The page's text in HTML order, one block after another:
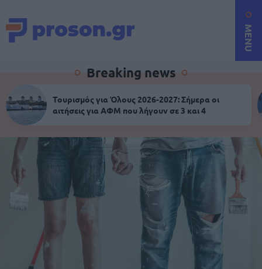
MENU
Breaking news
Τουρισμός για Όλους 2026-2027: Σήμερα οι
αιτήσεις για ΑΦΜ που λήγουν σε 3 και 4